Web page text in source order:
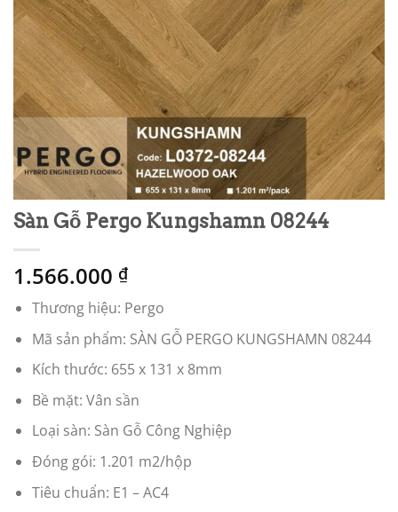
Sàn Gỗ Pergo Kungshamn 08244
1.566.000 ₫
Thương hiệu: Pergo
Mã sản phẩm: SÀN GỖ PERGO KUNGSHAMN 08244
Kích thước: 655 x 131 x 8mm
Bề mặt: Vân sần
Loại sàn: Sàn Gỗ Công Nghiệp
Đóng gói: 1.201 m2/hộp
Tiêu chuẩn: E1 – AC4